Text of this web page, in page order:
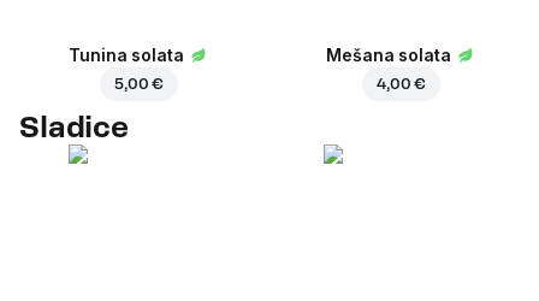
Tunina solata
5,00 €
Mešana solata
4,00 €
Sladice